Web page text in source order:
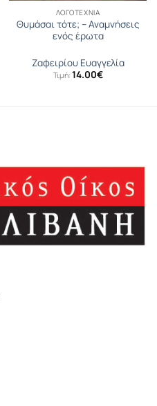
ΛΟΓΟΤΕΧΝΊΑ
Θυμάσαι τότε; – Αναμνήσεις
ενός έρωτα
Ζαφειρίου Ευαγγελία
Τιμή: 14.00€